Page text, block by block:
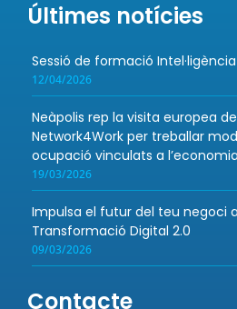
Últimes notícies
Sessió de formació
12/04/2026
Neàpolis rep la visita europea
Network4Work per treballar
ocupació vinculats a
19/03/2026
Impulsa el futur del teu negoci
Transformació Digital 2.0
09/03/2026
Contacte